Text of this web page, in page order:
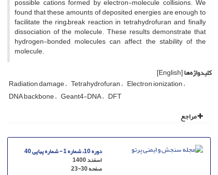
possible cations formed by electron-molecule collisions. We
found that these amounts of deposited energies are enough to
facilitate the ring–break reaction in tetrahydrofuran and finally
dissociation of the molecule. These results demonstrate that
hydrogen-bonded molecules can affect the stability of the
molecule.
کلیدواژه‌ها[English]
Radiation damage Tetrahydrofuran Electron ionization
DNA backbone Geant4-DNA DFT
مراجع
دوره 10، شماره 1 - شماره پیاپی 40
اسفند 1400
صفحه23-30